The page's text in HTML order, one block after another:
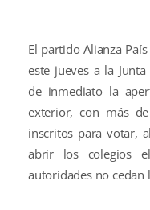
El partido Alianza
este jueves a la
de inmediato la
exterior, con más
inscritos para votar,
abrir los colegios
autoridades no cedan